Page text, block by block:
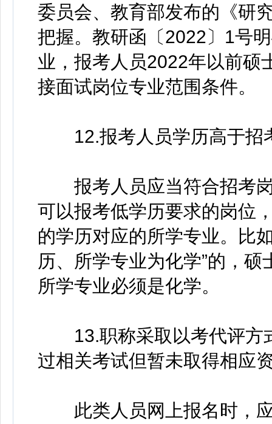
委员会、教育部发布的《研
把握。教研函〔2022〕1号
业，报考人员2022年以前硕
接面试岗位专业范围条件。
12.报考人员学历高于招
报考人员应当符合招考岗
可以报考低学历要求的岗位
的学历对应的所学专业。比
历、所学专业为化学”的，
所学专业必须是化学。
13.职称采取以考代评方
过相关考试但暂未取得相应
此类人员网上报名时，应